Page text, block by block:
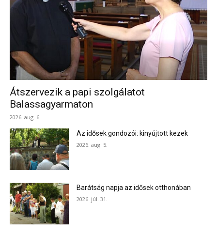
Átszervezik a papi szolgálatot
Balassagyarmaton
2026. aug. 6.
Az idősek gondozói: kinyújtott kezek
2026. aug. 5.
Barátság napja az idősek otthonában
2026. júl. 31.